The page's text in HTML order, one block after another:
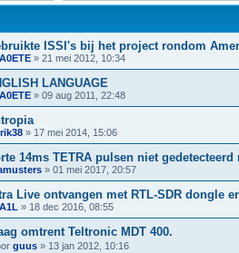
ISSI's bij het project rondom
» 21 mei 2012, 10:34
LANGUAGE
» 09 aug 2011, 22:48
» 17 mei 2014, 15:06
14ms TETRA pulsen niet gedetecteerd
» 01 mei 2017, 20:57
Live ontvangen met RTL-SDR dongle
» 18 dec 2016, 08:55
omtrent Teltronic MDT 400.
guus » 13 jan 2012, 10:16